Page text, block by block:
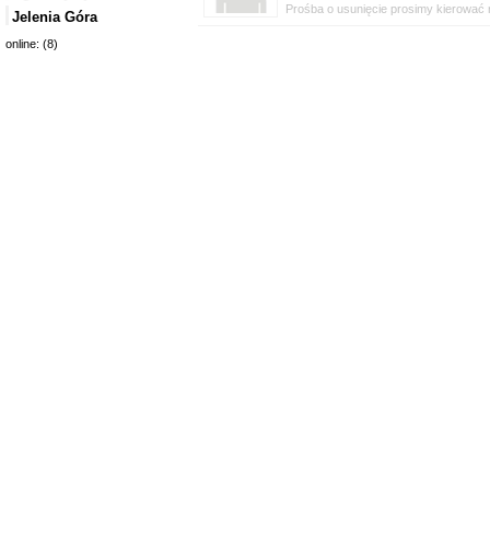
Jelenia Góra
online: (8)
Prośba o usunięcie prosimy kierować